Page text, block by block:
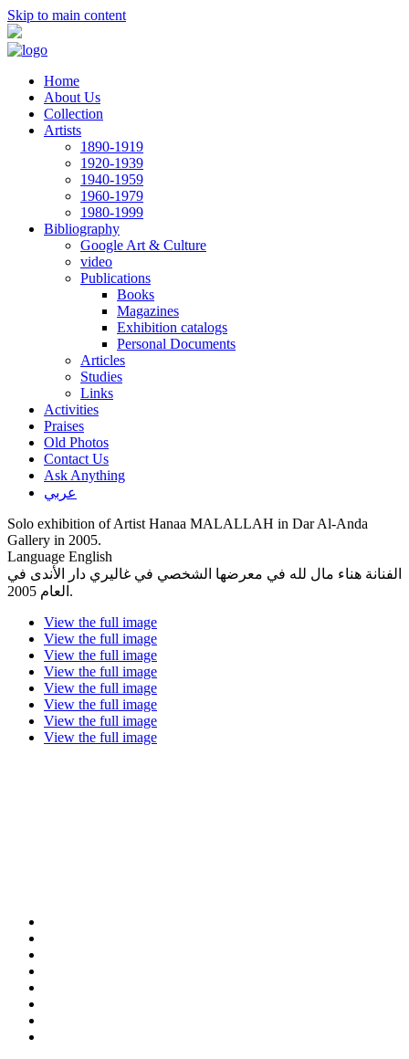
Skip to main content
Home
About Us
Collection
Artists
1890-1919
1920-1939
1940-1959
1960-1979
1980-1999
Bibliography
Google Art & Culture
video
Publications
Books
Magazines
Exhibition catalogs
Personal Documents
Articles
Studies
Links
Activities
Praises
Old Photos
Contact Us
Ask Anything
عربي
Solo exhibition of Artist Hanaa MALALLAH in Dar Al-Anda
Gallery in 2005.
Language English
الفنانة هناء مال لله في معرضها الشخصي في غاليري دار الأندى في
العام 2005.
View the full image
View the full image
View the full image
View the full image
View the full image
View the full image
View the full image
View the full image